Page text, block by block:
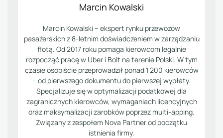
Marcin Kowalski
Marcin Kowalski – ekspert rynku przewozów
pasażerskich z 8-letnim doświadczeniem w zarządzaniu
flotą. Od 2017 roku pomaga kierowcom legalnie
rozpocząć pracę w Uber i Bolt na terenie Polski. W tym
czasie osobiście przeprowadził ponad 1 200 kierowców
– od pierwszego dokumentu do pierwszej wypłaty.
Specjalizuje się w optymalizacji podatkowej dla
zagranicznych kierowców, wymaganiach licencyjnych
oraz maksymalizacji zarobków poprzez multi-apping.
Związany z zespołem Nova Partner od początku
istnienia firmy.